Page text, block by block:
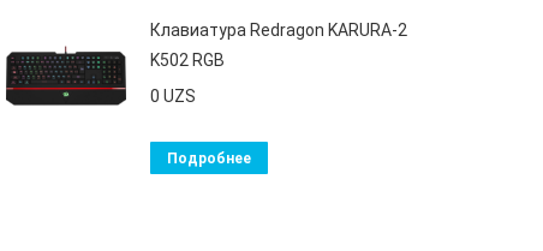
Клавиатура Redragon KARURA-2
K502 RGB
0 UZS
Подробнее